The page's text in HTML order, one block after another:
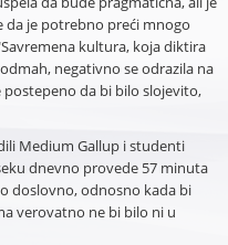
da je potrebno preći mnogo
kultura, koja diktira
negativno se odrazila na
da bi bilo slojevito,
Medium Gallup i studenti
dnevno provede 57 minuta
doslovno, odnosno kada bi
verovatno ne bi bilo ni u